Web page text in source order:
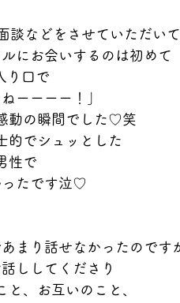
談などをさせていただい
にお会いするのは初めて
り口で
ーーーー！」
動の瞬間でした♡笑
的でシュッとした
性で
ったです泣♡
まり話せなかったのです
ししてくださり
と、お互いのこと、